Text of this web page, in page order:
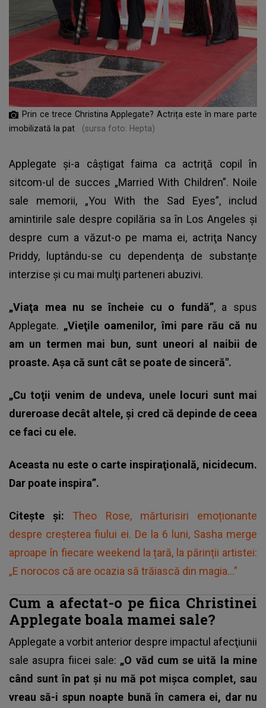
Prin ce trece Christina Applegate? Actrița este în mare parte
imobilizată la pat
(sursa foto: Hepta)
Applegate şi-a câştigat faima ca actriţă copil în
sitcom-ul de succes „Married With Children”. Noile
sale memorii, „You With the Sad Eyes”, includ
amintirile sale despre copilăria sa în Los Angeles şi
despre cum a văzut-o pe mama ei, actriţa Nancy
Priddy, luptându-se cu dependenţa de substanțe
interzise şi cu mai mulţi parteneri abuzivi.
„Viaţa mea nu se încheie cu o fundă”, a spus
Applegate. „Vieţile oamenilor, îmi pare rău că nu
am un termen mai bun, sunt uneori al naibii de
proaste. Aşa că sunt cât se poate de sinceră".
„Cu toţii venim de undeva, unele locuri sunt mai
dureroase decât altele, şi cred că depinde de ceea
ce faci cu ele.
Aceasta nu este o carte inspiraţională, nicidecum.
Dar poate inspira”.
Citește și: Theo Rose, mărturisiri emoționante
despre creșterea fiului ei. De la 6 luni, Sasha merge
aproape în fiecare weekend la țară, la părinții artistei:
„E norocos că are ocazia să trăiască din magia...”
Cum a afectat-o pe fiica Christinei
Applegate boala mamei sale?
Applegate a vorbit anterior despre impactul afecţiunii
sale asupra fiicei sale: „O văd cum se uită la mine
când sunt în pat şi nu mă pot mişca complet, sau
vreau să-i spun noapte bună în camera ei, dar nu